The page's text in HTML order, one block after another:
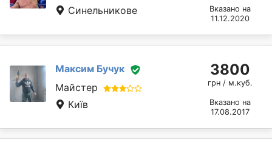
Синельникове
Вказано на
11.12.2020
Максим Бучук
Майстер
Київ
3800
грн / м.куб.
Вказано на
17.08.2017